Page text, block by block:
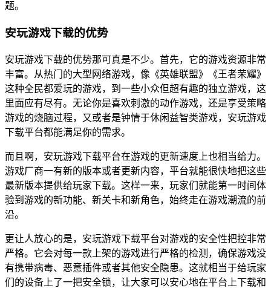
题。
安玩游戏下载的优势
安玩游戏下载的优势那可真是不少。首先，它的游戏资源非常
丰富。从热门的大型网络游戏，像《英雄联盟》《王者荣耀》
这种全民都爱玩的游戏，到一些小众但超有趣的独立游戏，这
里面应有尽有。无论你是喜欢刺激的动作游戏，还是享受策略
游戏的烧脑过程，又或者是钟情于休闲益智类游戏，安玩游戏
下载平台都能满足你的需求。
而且啊，安玩游戏下载平台在游戏的更新速度上也相当给力。
游戏厂商一有新的版本或者更新内容，平台就能很快地把这些
最新版本提供给玩家下载。这样一来，玩家们就能第一时间体
验到游戏的新功能、新关卡和新角色，始终走在游戏潮流的前
沿。
更让人放心的是，安玩游戏下载平台对游戏的安全性把控非常
严格。它会对每一款上架的游戏进行严格的检测，确保游戏没
有携带病毒、恶意插件或者其他安全隐患。这就相当于给玩家
们的设备上了一把安全锁，让大家可以安心地在平台上下载和